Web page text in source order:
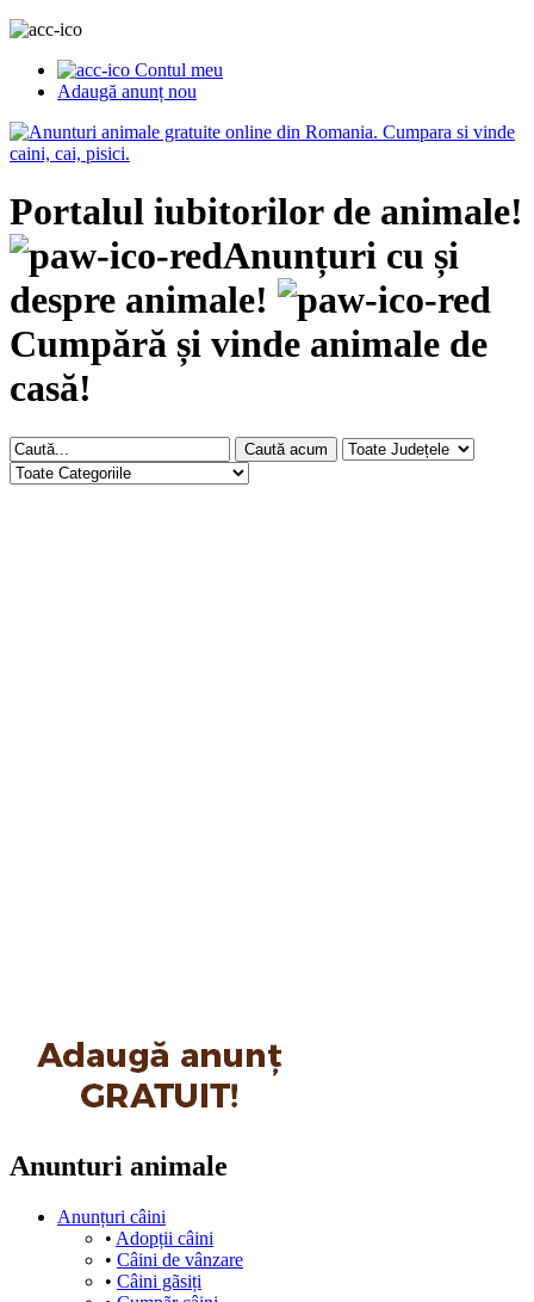
Contul meu
Adaugă anunț nou
Portalul iubitorilor de animale!
Anunțuri cu și
despre animale!
Cumpără și vinde animale de
casă!
Anunturi animale
Anunțuri câini
• Adopții câini
• Câini de vânzare
• Câini gãsiți